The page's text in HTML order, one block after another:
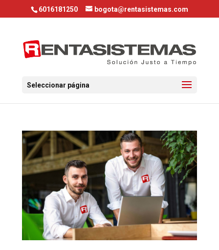
6016181250 bogota@rentasistemas.com
Seleccionar página